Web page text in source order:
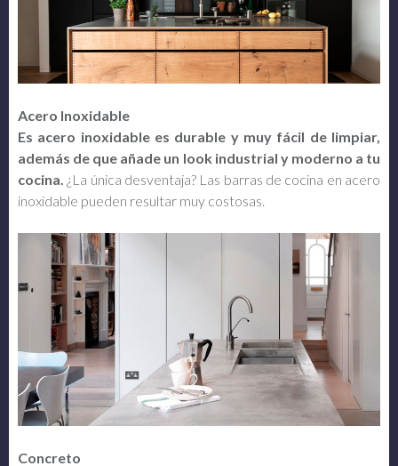
Acero Inoxidable
Es acero inoxidable es durable y muy fácil de limpiar,
además de que añade un look industrial y moderno a tu
cocina. ¿La única desventaja? Las barras de cocina en acero
inoxidable pueden resultar muy costosas.
Concreto